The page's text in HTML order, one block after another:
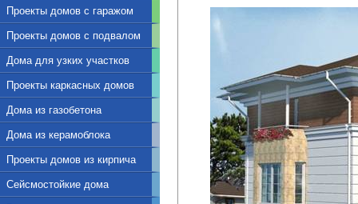
Проекты домов с гаражом
Проекты домов с подвалом
Дома для узких участков
Проекты каркасных домов
Дома из газобетона
Дома из керамоблока
Проекты домов из кирпича
Сейсмостойкие дома